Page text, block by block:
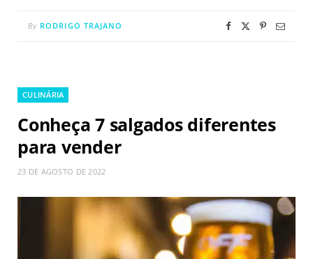
By RODRIGO TRAJANO
CULINÁRIA
Conheça 7 salgados diferentes
para vender
23 DE AGOSTO DE 2022